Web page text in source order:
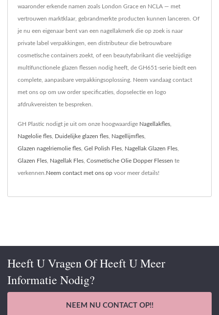
waaronder erkende namen zoals London Grace en NCLA — met
vertrouwen marktklaar, gebrandmerkte producten kunnen lanceren. Of
je nu een eigenaar bent van een nagellakmerk die op zoek is naar
private label verpakkingen, een distributeur die betrouwbare
cosmetische containers zoekt, of een beautyfabrikant die veelzijdige
multifunctionele glazen flessen nodig heeft, de GH651-serie biedt een
complete, aanpasbare verpakkingsoplossing. Neem vandaag contact
met ons op om uw order specificaties, dopselectie en logo
afdrukvereisten te bespreken.
GH Plastic nodigt je uit om onze hoogwaardige Nagellakfles
Nagelolie fles Duidelijke glazen fles Nagellijmfles
Glazen nagelriemolie fles Gel Polish Fles Nagellak Glazen Fles
Glazen Fles Nagellak Fles Cosmetische Olie Dopper Flessen te
verkennen. Neem contact met ons op voor meer details!
Heeft U Vragen Of Heeft U Meer
Informatie Nodig?
NEEM NU CONTACT OP!!